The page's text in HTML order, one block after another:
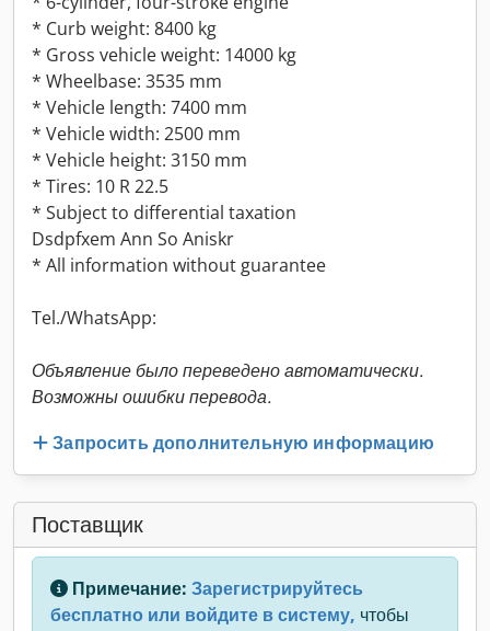
* Curb weight: 8400 kg
* Gross vehicle weight: 14000 kg
* Wheelbase: 3535 mm
* Vehicle length: 7400 mm
* Vehicle width: 2500 mm
* Vehicle height: 3150 mm
* Tires: 10 R 22.5
* Subject to differential taxation
Dsdpfxem Ann So Aniskr
* All information without guarantee
Tel./WhatsApp:
Объявление было переведено автоматически.
Возможны ошибки перевода.
Запросить дополнительную информацию
Поставщик
Примечание: Зарегистрируйтесь
бесплатно или войдите в систему, чтобы